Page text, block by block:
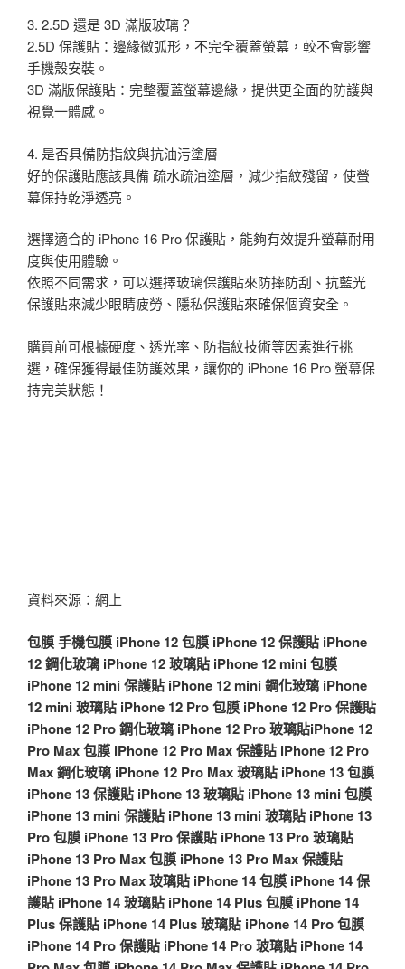
3. 2.5D 還是 3D 滿版玻璃？
2.5D 保護貼：邊緣微弧形，不完全覆蓋螢幕，較不會影響
手機殼安裝。
3D 滿版保護貼：完整覆蓋螢幕邊緣，提供更全面的防護與
視覺一體感。
4. 是否具備防指紋與抗油污塗層
好的保護貼應該具備 疏水疏油塗層，減少指紋殘留，使螢
幕保持乾淨透亮。
選擇適合的 iPhone 16 Pro 保護貼，能夠有效提升螢幕耐用
度與使用體驗。
依照不同需求，可以選擇玻璃保護貼來防摔防刮、抗藍光
保護貼來減少眼睛疲勞、隱私保護貼來確保個資安全。
購買前可根據硬度、透光率、防指紋技術等因素進行挑
選，確保獲得最佳防護效果，讓你的 iPhone 16 Pro 螢幕保
持完美狀態！
資料來源：網上
包膜手機包膜 iPhone 12 包膜 iPhone 12 保護貼 iPhone
12 鋼化玻璃 iPhone 12 玻璃貼 iPhone 12 mini 包膜
iPhone 12 mini 保護貼 iPhone 12 mini 鋼化玻璃 iPhone
12 mini 玻璃貼 iPhone 12 Pro 包膜 iPhone 12 Pro 保護貼
iPhone 12 Pro 鋼化玻璃 iPhone 12 Pro 玻璃貼iPhone 12
Pro Max 包膜 iPhone 12 Pro Max 保護貼 iPhone 12 Pro
Max 鋼化玻璃 iPhone 12 Pro Max 玻璃貼 iPhone 13 包膜
iPhone 13 保護貼 iPhone 13 玻璃貼 iPhone 13 mini 包膜
iPhone 13 mini 保護貼 iPhone 13 mini 玻璃貼 iPhone 13
Pro 包膜 iPhone 13 Pro 保護貼 iPhone 13 Pro 玻璃貼
iPhone 13 Pro Max 包膜 iPhone 13 Pro Max 保護貼
iPhone 13 Pro Max 玻璃貼 iPhone 14 包膜 iPhone 14 保
護貼 iPhone 14 玻璃貼 iPhone 14 Plus 包膜 iPhone 14
Plus 保護貼 iPhone 14 Plus 玻璃貼 iPhone 14 Pro 包膜
iPhone 14 Pro 保護貼 iPhone 14 Pro 玻璃貼 iPhone 14